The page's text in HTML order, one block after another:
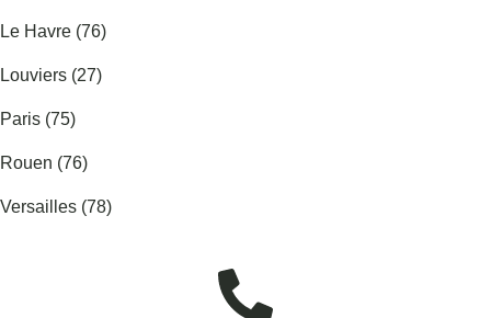
Le Havre (76)
Louviers (27)
Paris (75)
Rouen (76)
Versailles (78)